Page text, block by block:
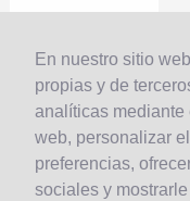
En nuestro sitio
propias y de
analíticas
web, personalizar
preferencias,
sociales y